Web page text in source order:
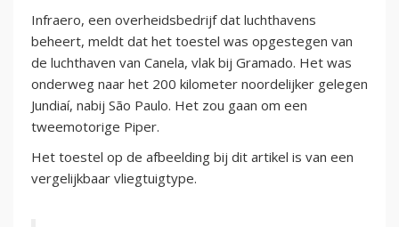
Infraero, een overheidsbedrijf dat luchthavens
beheert, meldt dat het toestel was opgestegen van
de luchthaven van Canela, vlak bij Gramado. Het was
onderweg naar het 200 kilometer noordelijker gelegen
Jundiaí, nabij São Paulo. Het zou gaan om een
tweemotorige Piper.
Het toestel op de afbeelding bij dit artikel is van een
vergelijkbaar vliegtuigtype.